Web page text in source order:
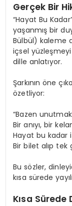
Gerçek Bir
“Hayat Bu
yaşanmış bir
Bülbül) kaleme
içsel
dille anlatıyor.
Şarkının öne
özetliyor:
“Bazen
Bir anıyı, bir
Hayat bu kadar
Bir bilet alıp tek
Bu sözler,
kısa sürede
Kısa